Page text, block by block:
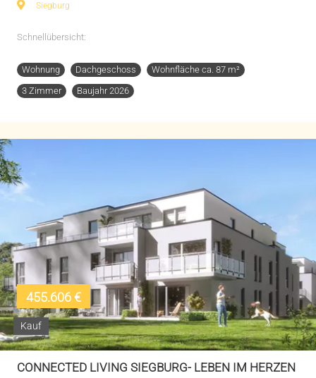
Siegburg
Schnellübersicht:
Wohnung Dachgeschoss
Wohnfläche ca. 87 m²
3 Zimmer
Baujahr 2026
455.606 €
Kauf
CONNECTED LIVING SIEGBURG- LEBEN IM HERZEN